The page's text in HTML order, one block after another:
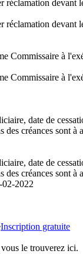
réclamation
réclamation
Commissaire à
Commissaire à
date de
créances sont
date de
créances sont
02-2022
Inscription gratuite
le trouverez ici.